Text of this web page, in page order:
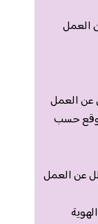
العمل
عن العمل
حسب
عن العمل